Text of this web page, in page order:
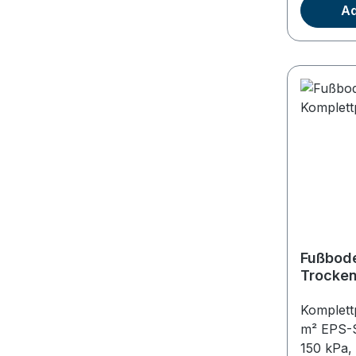
14x2
DIN
zur
m²
150